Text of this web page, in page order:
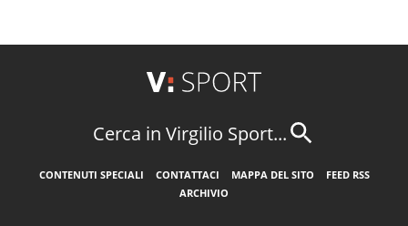
Cerca in Virgilio Sport...
CONTENUTI SPECIALI CONTATTACI MAPPA DEL SITO
FEED RSS
ARCHIVIO